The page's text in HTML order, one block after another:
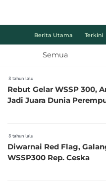
Berita Utama Terkini
Semua
8 tahun lalu
Rebut Gelar WSSP 300,
Jadi Juara Dunia
8 tahun lalu
Diwarnai Red Flag,
WSSP300 Rep. Ceska